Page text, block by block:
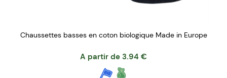
Chaussettes basses en coton biologique Made in Europe
A partir de 3.94 €